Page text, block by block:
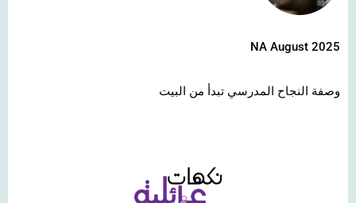
NA August 2025
وصفة النجاح المدرسي تبدأ من البيت